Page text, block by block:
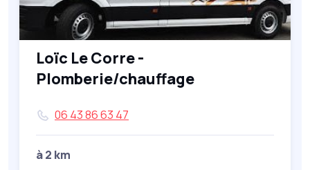
Loïc Le Corre -
Plomberie/chauffage
06 43 86 63 47
à 2 km